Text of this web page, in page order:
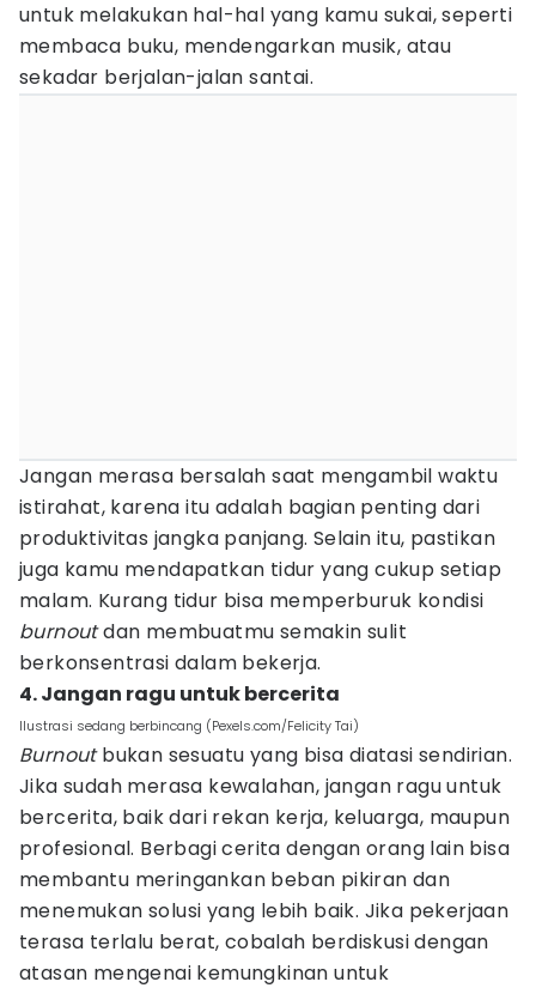
untuk melakukan hal-hal yang kamu sukai, seperti
membaca buku, mendengarkan musik, atau
sekadar berjalan-jalan santai.
Jangan merasa bersalah saat mengambil waktu
istirahat, karena itu adalah bagian penting dari
produktivitas jangka panjang. Selain itu, pastikan
juga kamu mendapatkan tidur yang cukup setiap
malam. Kurang tidur bisa memperburuk kondisi
burnoutdan membuatmu semakin sulit
berkonsentrasi dalam bekerja.
4. Jangan ragu untuk bercerita
Ilustrasi sedang berbincang (Pexels.com/Felicity Tai)
Burnoutbukan sesuatu yang bisa diatasi sendirian.
Jika sudah merasa kewalahan, jangan ragu untuk
bercerita, baik dari rekan kerja, keluarga, maupun
profesional. Berbagi cerita dengan orang lain bisa
membantu meringankan beban pikiran dan
menemukan solusi yang lebih baik. Jika pekerjaan
terasa terlalu berat, cobalah berdiskusi dengan
atasan mengenai kemungkinan untuk